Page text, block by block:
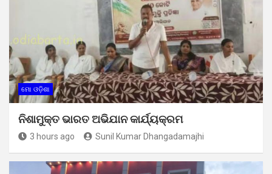
ମୋ ଓଡ଼ିଶା
ନିଶାମୁକ୍ତ ଭାରତ ଅଭିଯାନ କାର୍ଯ୍ୟକ୍ରମ
3 hours ago Sunil Kumar Dhangadamajhi